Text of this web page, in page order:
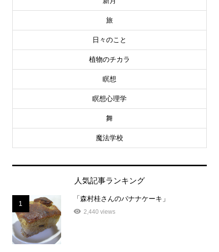
旅
日々のこと
植物のチカラ
瞑想
瞑想心理学
舞
魔法学校
人気記事ランキング
1
「森村桂さんのバナナケーキ」
2,440 views